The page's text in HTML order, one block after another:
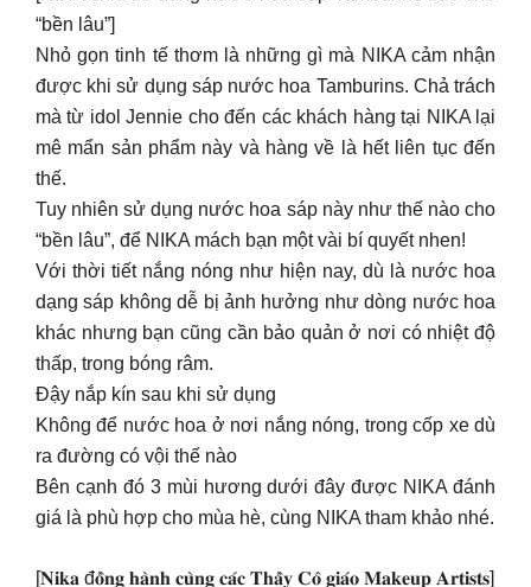
thế.
Tuy nhiên sử dụng nước hoa sáp này như thế nào cho
“bền lâu”, để NIKA mách bạn một vài bí quyết nhen!
Với thời tiết nắng nóng như hiện nay, dù là nước hoa
dạng sáp không dễ bị ảnh hưởng như dòng nước hoa
khác nhưng bạn cũng cần bảo quản ở nơi có nhiệt độ
thấp, trong bóng râm.
Đậy nắp kín sau khi sử dụng
Không để nước hoa ở nơi nắng nóng, trong cốp xe dù
ra đường có vội thế nào
Bên cạnh đó 3 mùi hương dưới đây được NIKA đánh
giá là phù hợp cho mùa hè, cùng NIKA tham khảo nhé.
[𝐍𝐢𝐤𝐚 đ𝐨̂̀𝐧𝐠 𝐡𝐚̀𝐧𝐡 𝐜𝐮̀𝐧𝐠 𝐜𝐚́𝐜 𝐓𝐡𝐚̂̀𝐲 𝐂𝐨̂ 𝐠𝐢𝐚́𝐨 𝐌𝐚𝐤𝐞𝐮𝐩 𝐀𝐫𝐭𝐢𝐬𝐭𝐬]
Với xu hướng các trải nghiệm sản phẩm Makeup ngày
càng đa dạng, NIKA cũng chú trọng đem đến các sản
phẩm chất lượng chính hãng sự tư vấn phù hợp với
Chia sẻ với mọi người một số cốp chúng mình được